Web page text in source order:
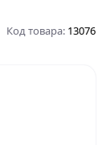
Код товара: 13076